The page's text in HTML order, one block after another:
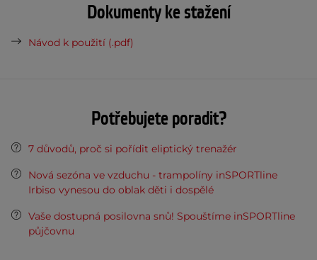
Dokumenty ke stažení
Návod k použití (.pdf)
Potřebujete poradit?
7 důvodů, proč si pořídit eliptický trenažér
Nová sezóna ve vzduchu - trampolíny inSPORTline
Irbiso vynesou do oblak děti i dospělé
Vaše dostupná posilovna snů! Spouštíme inSPORTline
půjčovnu